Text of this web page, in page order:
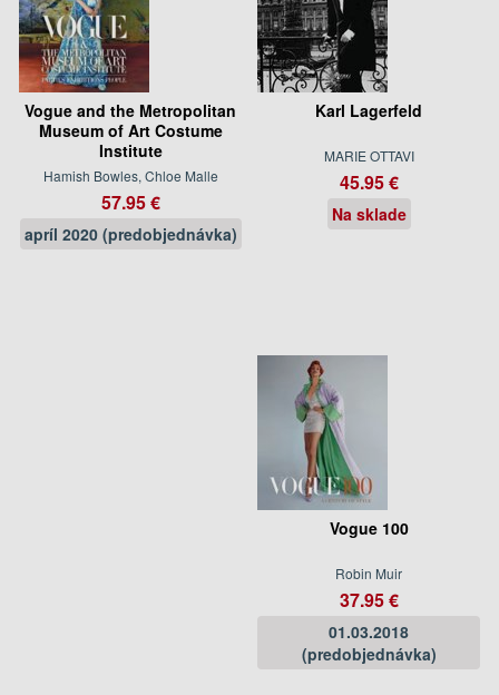
Vogue and the Metropolitan
Museum of Art Costume
Institute
Hamish Bowles, Chloe Malle
57.95 €
apríl 2020 (predobjednávka)
Karl Lagerfeld
MARIE OTTAVI
45.95 €
Na sklade
Vogue 100
Robin Muir
37.95 €
01.03.2018
(predobjednávka)